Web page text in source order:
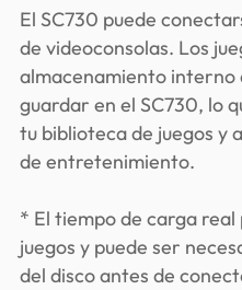
El SC730 puede
de videoconsolas. Los
almacenamiento interno
guardar en el SC730, lo
tu biblioteca de juegos y
de entretenimiento.
* El tiempo de carga
juegos y puede ser
del disco antes de